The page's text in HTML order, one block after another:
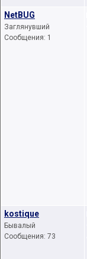
NetBUG
Заглянувший
Сообщения: 1
kostique
Бывалый
Сообщения: 73